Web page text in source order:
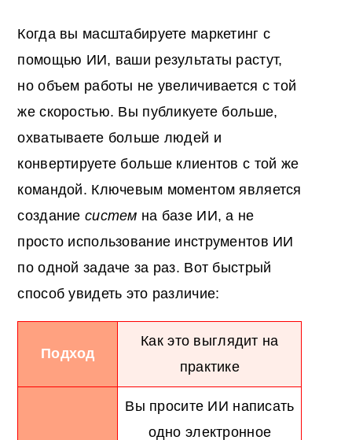
Когда вы масштабируете маркетинг с
помощью ИИ, ваши результаты растут,
но объем работы не увеличивается с той
же скоростью. Вы публикуете больше,
охватываете больше людей и
конвертируете больше клиентов с той же
командой. Ключевым моментом является
создание систем на базе ИИ, а не
просто использование инструментов ИИ
по одной задаче за раз. Вот быстрый
способ увидеть это различие:
Подход
Как это выглядит на
практике
Вы просите ИИ написать
одно электронное